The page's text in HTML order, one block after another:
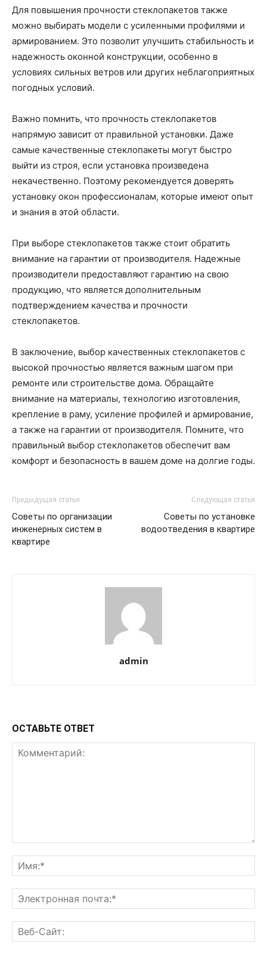
Для повышения прочности стеклопакетов также
можно выбирать модели с усиленными профилями и
армированием. Это позволит улучшить стабильность и
надежность оконной конструкции, особенно в
условиях сильных ветров или других неблагоприятных
погодных условий.
Важно помнить, что прочность стеклопакетов
напрямую зависит от правильной установки. Даже
самые качественные стеклопакеты могут быстро
выйти из строя, если установка произведена
некачественно. Поэтому рекомендуется доверять
установку окон профессионалам, которые имеют опыт
и знания в этой области.
При выборе стеклопакетов также стоит обратить
внимание на гарантии от производителя. Надежные
производители предоставляют гарантию на свою
продукцию, что является дополнительным
подтверждением качества и прочности
стеклопакетов.
В заключение, выбор качественных стеклопакетов с
высокой прочностью является важным шагом при
ремонте или строительстве дома. Обращайте
внимание на материалы, технологию изготовления,
крепление в раму, усиление профилей и армирование,
а также на гарантии от производителя. Помните, что
правильный выбор стеклопакетов обеспечит вам
комфорт и безопасность в вашем доме на долгие годы.
Предыдущая статья
Советы по организации
инженерных систем в
квартире
Следующая статья
Советы по установке
водоотведения в квартире
admin
ОСТАВЬТЕ ОТВЕТ